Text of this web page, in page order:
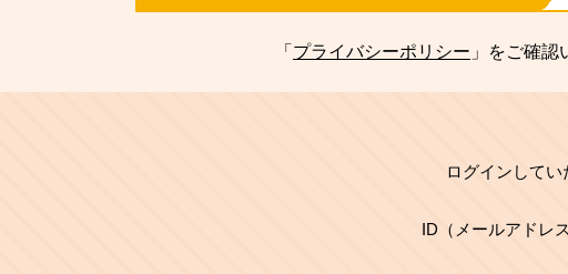
「 プライバシーポリシー 」をご確認
ログインしてい
ID（メールアドレス